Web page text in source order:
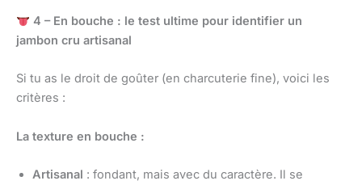
4 – En bouche : le test ultime pour identifier un
jambon cru artisanal
Si tu as le droit de goûter (en charcuterie fine), voici les
critères :
La texture en bouche :
Artisanal : fondant, mais avec du caractère. Il se